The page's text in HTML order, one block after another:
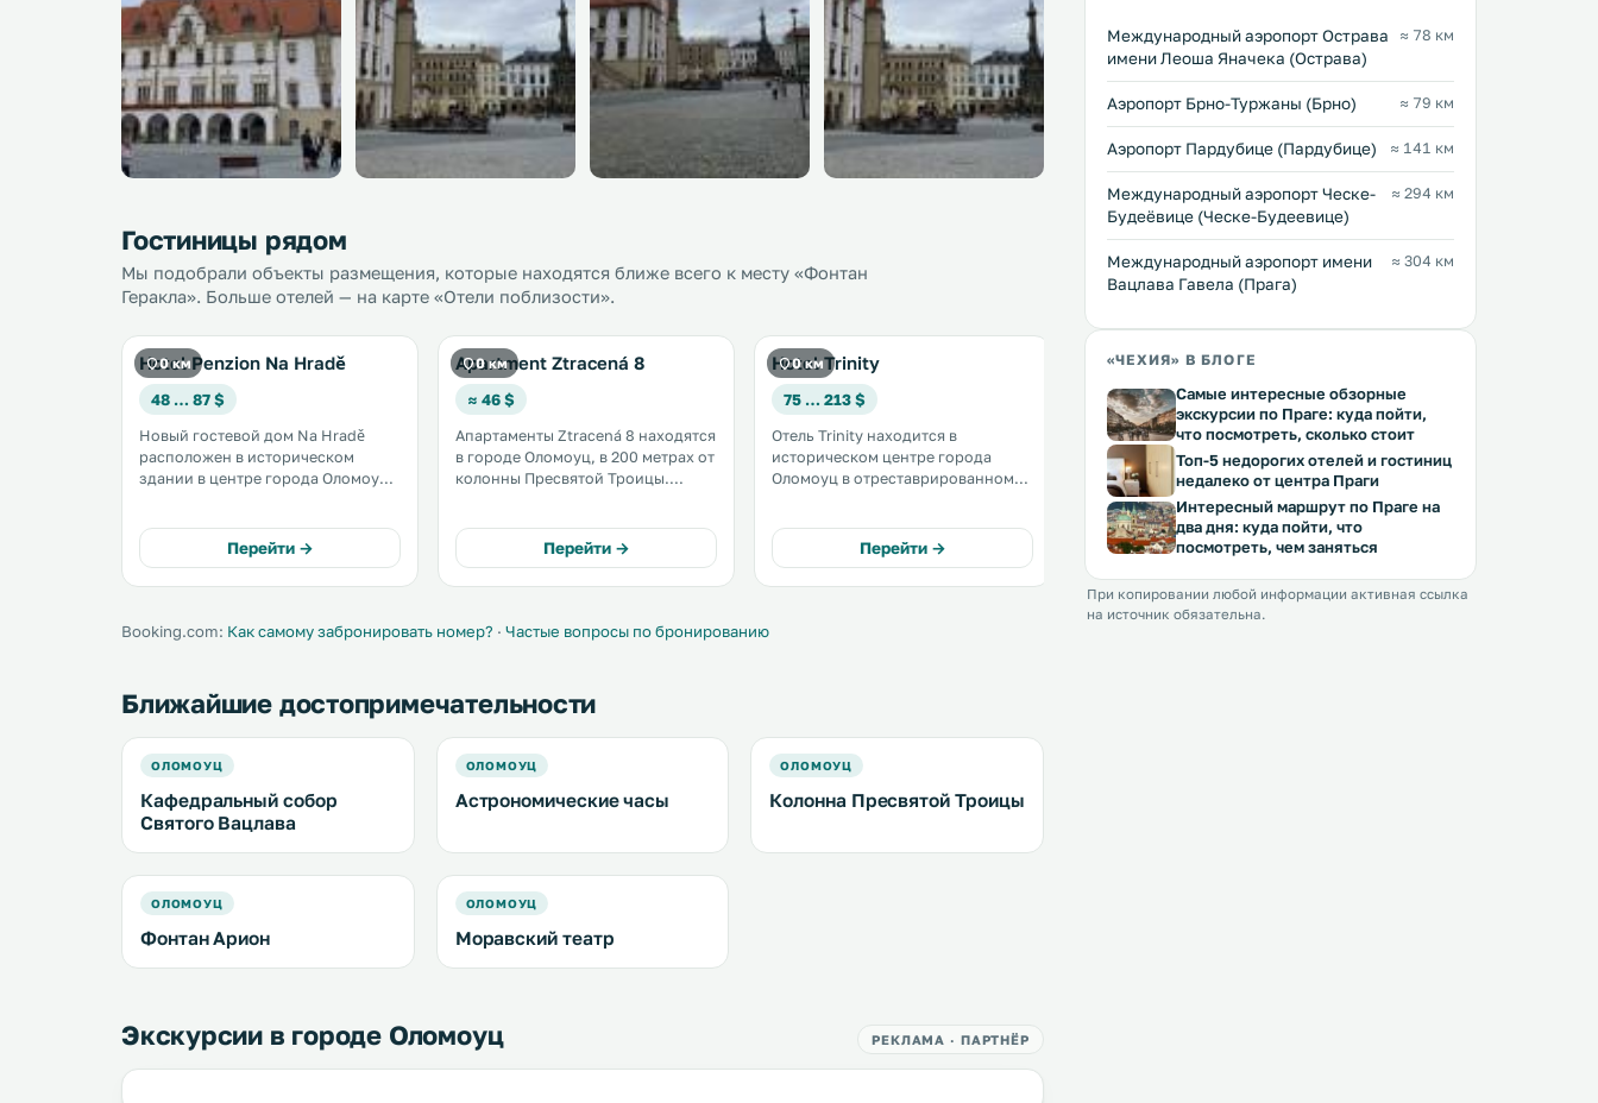
Гостиницы рядом
Мы подобрали объекты размещения, которые находятся ближе всего к месту «Фонтан
Геракла». Больше отелей — на карте «Отели поблизости».
0 км
Hotel Penzion Na Hradě
48 … 87 $
Новый гостевой дом Na Hradě
расположен в историческом
здании в центре города Оломоуц,
гостей номера с кондиционером и
бесплатным доступом в Интернет.
.
Перейти →
0 км
Apartment Ztracená 8
≈ 46 $
Апартаменты Ztracená 8 находятся
в городе Оломоуц, в 200 метрах от
колонны Пресвятой Троицы.
оборудована микроволновой
печью и холодильником. .
Перейти →
0 км
Hotel Trinity
75 … 213 $
Отель Trinity находится в
историческом центре города
Оломоуц в отреставрированном
стильными новыми номерами и
рестораном, где подают
изысканные блюда. .
Перейти →
0 км
Penzion Bellis
≈ 45 $
Гостевой дом Penzion Bellis
находится в городе Оломоуц, в
300 метрах от исторической части
города и Верхней площади с
колонной Святой Троицы, которая
входит в Список объектов
Перейти →
≈ 92 $
Апартаменты City Centre
200 метрах от колонны
Booking.com: Как самому забронировать номер? · Частые вопросы по бронированию
Ближайшие достопримечательности
ОЛОМОУЦ
Кафедральный собор
Святого Вацлава
ОЛОМОУЦ
Астрономические часы
ОЛОМОУЦ
Колонна Пресвятой Троицы
ОЛОМОУЦ
Фонтан Арион
ОЛОМОУЦ
Моравский театр
Экскурсии в городе Оломоуц РЕКЛАМА · ПАРТНЁР
Международный аэропорт Острава
имени Леоша Яначека (Острава)
≈ 78 км
Аэропорт Брно-Туржаны (Брно) ≈ 79 км
Аэропорт Пардубице (Пардубице) ≈ 141 км
Международный аэропорт Ческе-
Будеёвице (Ческе-Будеевице)
≈ 294 км
Международный аэропорт имени
Вацлава Гавела (Прага)
≈ 304 км
«ЧЕХИЯ» В БЛОГЕ
Самые интересные обзорные
экскурсии по Праге: куда пойти,
что посмотреть, сколько стоит
Топ-5 недорогих отелей и гостиниц
недалеко от центра Праги
Интересный маршрут по Праге на
два дня: куда пойти, что
посмотреть, чем заняться
При копировании любой информации активная ссылка
на источник обязательна.